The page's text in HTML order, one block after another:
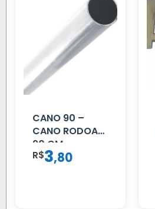
CANO 90 –
CANO RODOAR
90 CM
R$3,80